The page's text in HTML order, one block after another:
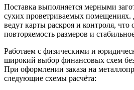
Поставка выполняется мерными
сухих проветриваемых помещениях.
ведут карты раскроя и контроля, что
повторяемость размеров и
Работаем с физическими и
широкий выбор финансовых схем
При оформлении заказа на
следующие схемы расчёта: